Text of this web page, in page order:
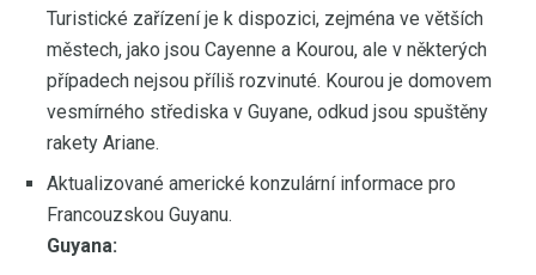
Turistické zařízení je k dispozici, zejména ve větších
městech, jako jsou Cayenne a Kourou, ale v některých
případech nejsou příliš rozvinuté. Kourou je domovem
vesmírného střediska v Guyane, odkud jsou spuštěny
rakety Ariane.
Aktualizované americké konzulární informace pro
Francouzskou Guyanu.
Guyana: